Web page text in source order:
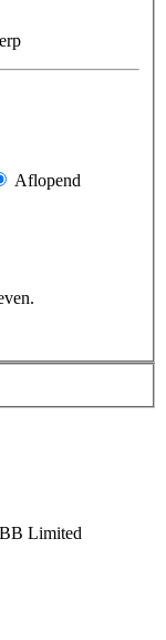
Aflopend
Limited